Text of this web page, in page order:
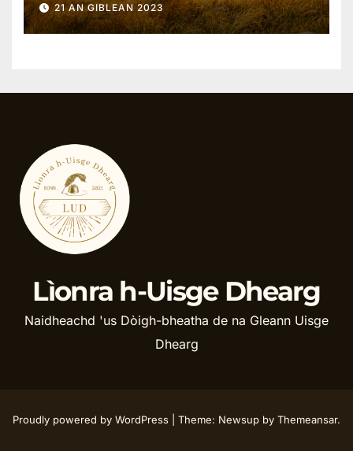
21 AN GIBLEAN 2023
Lìonra h-Uisge Dhearg
Naidheachd 'us Dòigh-bheatha de na Gleann Uisge
Dhearg
Proudly powered by WordPress Theme: Newsup by Themeansar.